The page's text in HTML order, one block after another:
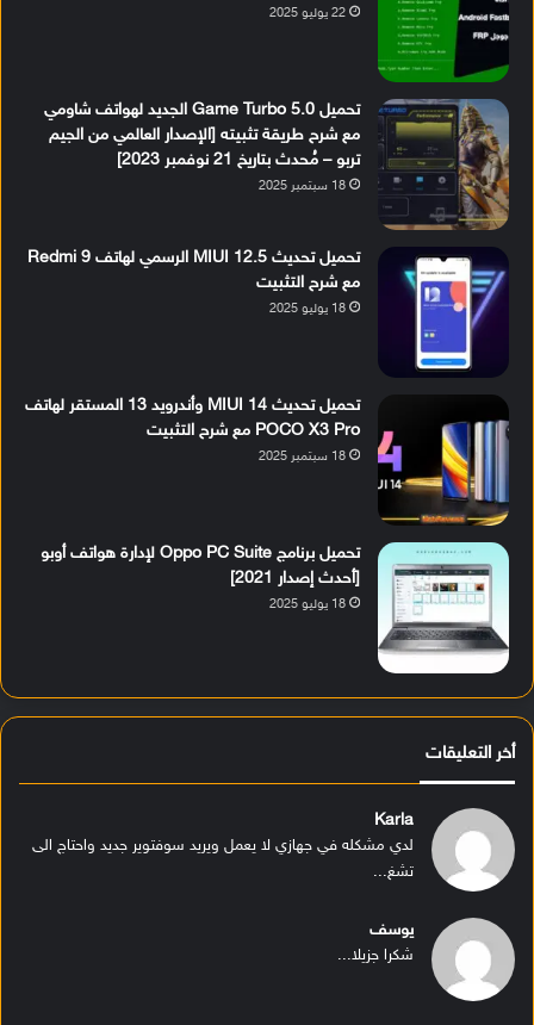
22 يوليو 2025
تحميل Game Turbo 5.0 الجديد لهواتف شاومي
مع شرح طريقة تثبيته [الإصدار العالمي من الجيم
تربو – مُحدث بتاريخ 21 نوفمبر 2023]
18 سبتمبر 2025
تحميل تحديث MIUI 12.5 الرسمي لهاتف Redmi 9
مع شرح التثبيت
18 يوليو 2025
تحميل تحديث MIUI 14 وأندرويد 13 المستقر لهاتف
POCO X3 Pro مع شرح التثبيت
18 سبتمبر 2025
تحميل برنامج Oppo PC Suite لإدارة هواتف أوبو
[أحدث إصدار 2021]
18 يوليو 2025
أخر التعليقات
Karla
لدي مشكله في جهازي لا يعمل ويريد سوفتوير جديد واحتاج الى
تشغ...
يوسف
شكرا جزيلا...